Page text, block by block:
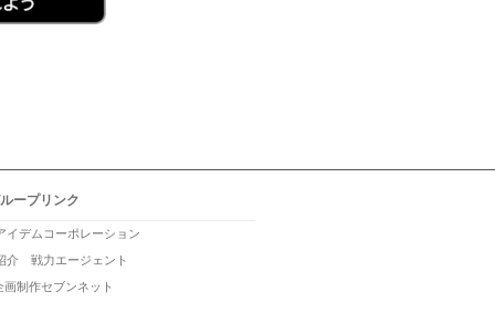
ープリンク
イデムコーポレーション
介 戦力エージェント
画制作セブンネット